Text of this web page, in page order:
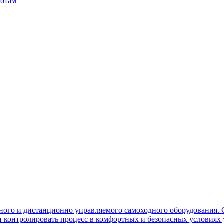
и дистанционно управляемого самоходного
процесс в комфортных и безопасных условиях